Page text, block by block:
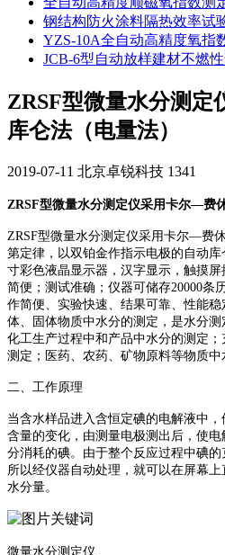
钢结构防火涂料隔热效率试
YZS-10A全自动高精度氧指
JCB-6型自动放样建材不燃
ZRSF型微量水分测
库仑法（电量法）
2019-07-11 北京卓锐科技 1341
ZRSF型微量水分测定仪采用卡尔—费
ZRSF型微量水分测定仪采用卡尔—费
第定律，以双铂金作指示电极的自动
寸彩色液晶显示器，汉字显示，触摸
简便；测试准确；仪器可储存20000条
作简便、实验快速、结果可靠、性能
体、固体物质中水分的测定，是水分测
化工生产过程中和产品中水分的测定
测定；医药、农药、矿物原料等物质中
二、工作原理
当含水样品进入含恒定碘的电解液中
含量的变化，由测量电极测出后，使
分消耗的碘。由于整个反应过程中碘的
所以经仪器自动处理，就可以在屏幕
水分量。
微量水分测定仪